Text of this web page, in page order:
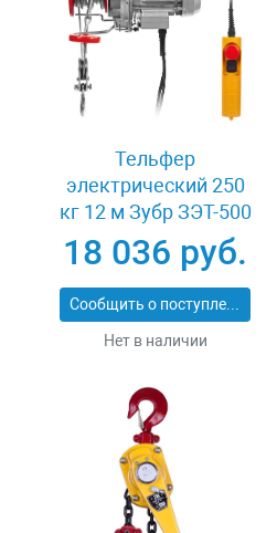
Тельфер
электрический 250
кг 12 м Зубр ЗЭТ-500
18 036 руб.
Сообщить о поступлении
Нет в наличии